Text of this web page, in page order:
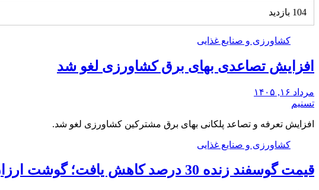
104 بازدید
کشاورزی و صنایع غذایی
افزایش تصاعدی بهای برق کشاورزی لغو شد
مرداد ۱۶, ۱۴۰۵
تسنیم
افزایش تعرفه و تصاعد پلکانی بهای برق مشترکین کشاورزی لغو شد.
کشاورزی و صنایع غذایی
قیمت گوسفند زنده 30 درصد کاهش یافت؛ گوشت ارزان نشد